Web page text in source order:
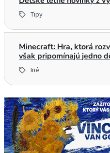
Tipy
Minecraft: Hra, ktorá
však pripomínajú jedno
Iné